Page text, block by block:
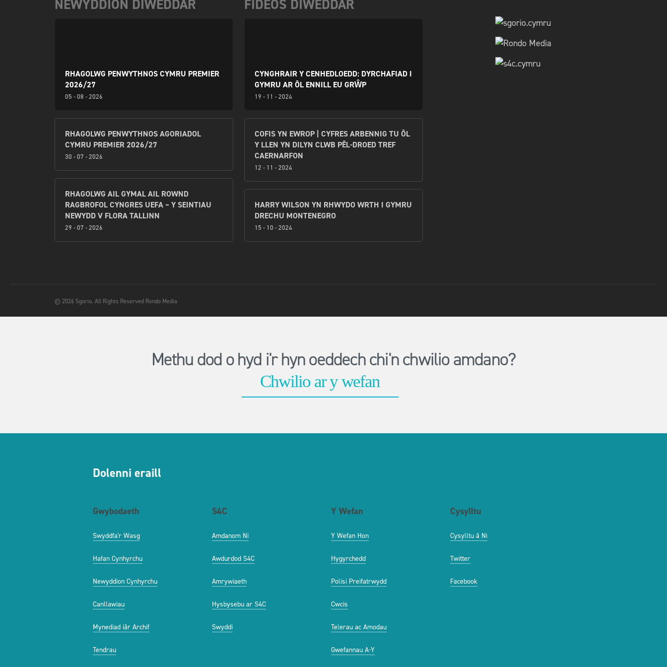
NEWYDDION DIWEDDAR
RHAGOLWG PENWYTHNOS CYMRU PREMIER
2026/27
05 - 08 - 2026
RHAGOLWG PENWYTHNOS AGORIADOL
CYMRU PREMIER 2026/27
30 - 07 - 2026
RHAGOLWG AIL GYMAL AIL ROWND
RAGBROFOL CYNGRES UEFA – Y SEINTIAU
NEWYDD V FLORA TALLINN
29 - 07 - 2026
FIDEOS DIWEDDAR
CYNGHRAIR Y CENHEDLOEDD: DYRCHAFIAD I
GYMRU AR ÔL ENNILL EU GRŴP
19 - 11 - 2024
COFIS YN EWROP | CYFRES ARBENNIG TU ÔL
Y LLEN YN DILYN CLWB PÊL-DROED TREF
CAERNARFON
12 - 11 - 2024
HARRY WILSON YN RHWYDO WRTH I GYMRU
DRECHU MONTENEGRO
15 - 10 - 2024
© 2026 Sgorio. All Rights Reserved Rondo Media
Methu dod o hyd i'r hyn oeddech chi'n chwilio amdano?
Dolenni eraill
Gwybodaeth
Swyddfa'r Wasg
Hafan Cynhyrchu
Newyddion Cynhyrchu
Canllawiau
Mynediad iâr Archif
Tendrau
S4C
Amdanom Ni
Awdurdod S4C
Amrywiaeth
Hysbysebu ar S4C
Swyddi
Y Wefan
Y Wefan Hon
Hygyrchedd
Polisi Preifatrwydd
Cwcis
Telerau ac Amodau
Gwefannau A-Y
Cysylltu
Cysylltu â Ni
Twitter
Facebook